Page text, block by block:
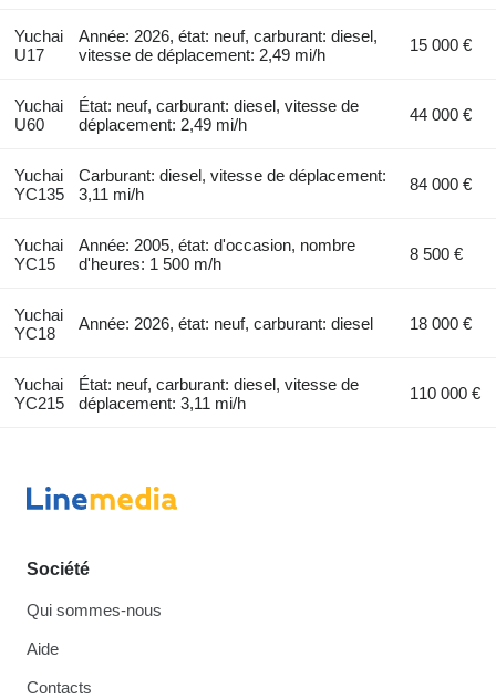
Yuchai
U17
Année: 2026, état: neuf, carburant: diesel,
vitesse de déplacement: 2,49 mi/h
15 000 €
Yuchai
U60
État: neuf, carburant: diesel, vitesse de
déplacement: 2,49 mi/h
44 000 €
Yuchai
YC135
Carburant: diesel, vitesse de déplacement:
3,11 mi/h
84 000 €
Yuchai
YC15
Année: 2005, état: d'occasion, nombre
d'heures: 1 500 m/h
8 500 €
Yuchai
YC18
Année: 2026, état: neuf, carburant: diesel 18 000 €
Yuchai
YC215
État: neuf, carburant: diesel, vitesse de
déplacement: 3,11 mi/h
110 000 €
Société
Qui sommes-nous
Aide
Contacts